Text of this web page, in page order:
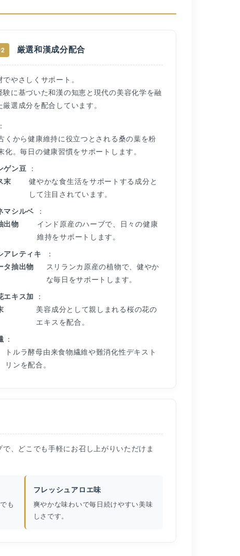
厳選和漢成分配合
でやさしくサポート。
験に基づいた和漢の知恵と現代の美容化学を融
選成分を配合しています。
：
くから健康維持に役立つとされる桑の葉を粉
化。毎日の健康習慣をサポートします。
ゲン豆
末
：
健やかな食生活をサポートする成分と
して注目されています。
マシルベ
出物
：
インド原産のハーブで、日々の健康
維持をサポートします。
アレティキ
タ抽出物
：
スリランカ原産の植物で、健やか
な毎日をサポートします。
エキス加
：
美容成分として親しまれる桜の花の
エキスを配合。
：
トルラ酵母由来食物繊維や難消化性デキスト
リンを配合。
、どこでも手軽にお召し上がりいただけま
も
フレッシュアロエ味
爽やかな味わいで毎日続けやすい美味
しさです。